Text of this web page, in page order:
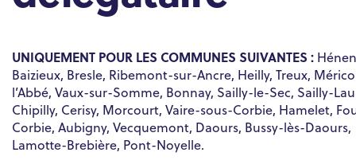
UNIQUEMENT POUR LES COMMUNES SUIVANTES :
Baizieux, Bresle, Ribemont-sur-Ancre, Heilly, Treux,
l’Abbé, Vaux-sur-Somme, Bonnay, Sailly-le-Sec, Sailly-
Chipilly, Cerisy, Morcourt, Vaire-sous-Corbie, Hamelet,
Corbie, Aubigny, Vecquemont, Daours, Bussy-lès-Daours,
Lamotte-Brebière, Pont-Noyelle.